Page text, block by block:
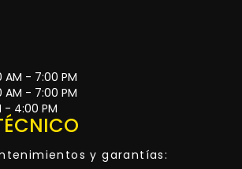
AM - 7:00 PM
AM - 7:00 PM
- 4:00 PM
y garantías: